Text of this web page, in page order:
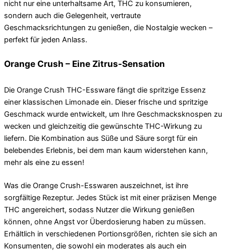
nicht nur eine unterhaltsame Art, THC zu konsumieren,
sondern auch die Gelegenheit, vertraute
Geschmacksrichtungen zu genießen, die Nostalgie wecken –
perfekt für jeden Anlass.
Orange Crush – Eine Zitrus-Sensation
Die Orange Crush THC-Essware fängt die spritzige Essenz
einer klassischen Limonade ein. Dieser frische und spritzige
Geschmack wurde entwickelt, um Ihre Geschmacksknospen zu
wecken und gleichzeitig die gewünschte THC-Wirkung zu
liefern. Die Kombination aus Süße und Säure sorgt für ein
belebendes Erlebnis, bei dem man kaum widerstehen kann,
mehr als eine zu essen!
Was die Orange Crush-Esswaren auszeichnet, ist ihre
sorgfältige Rezeptur. Jedes Stück ist mit einer präzisen Menge
THC angereichert, sodass Nutzer die Wirkung genießen
können, ohne Angst vor Überdosierung haben zu müssen.
Erhältlich in verschiedenen Portionsgrößen, richten sie sich an
Konsumenten, die sowohl ein moderates als auch ein